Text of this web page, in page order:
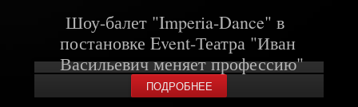
Шоу-балет "Imperia-Dance" в
постановке Event-Театра "Иван
Васильевич меняет профессию"
ПОДРОБНЕЕ